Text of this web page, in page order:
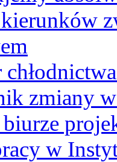
zmiany
biurze
w